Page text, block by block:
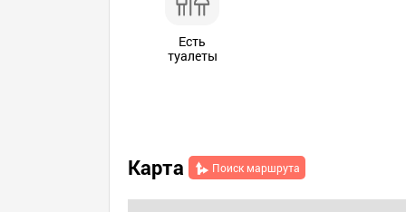
Есть
туалеты
Карта Поиск маршрута